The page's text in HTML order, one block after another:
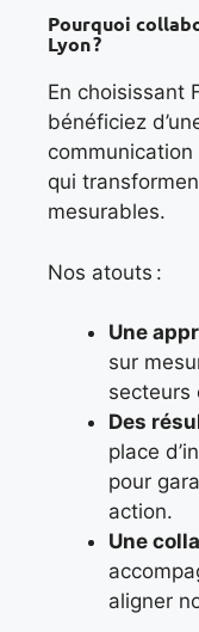
Pourquoi
Lyon ?
En choisissant
bénéficiez
qui
mesurables.
Nos atouts :
Une
sur
secteurs
Des
place
pour
action.
Une
aligner